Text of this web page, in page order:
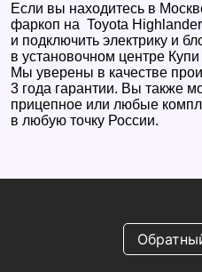
Если вы находитесь в
фаркоп на Toyota
и подключить электрику и
в установочном центре
Мы уверены в качестве
3 года гарантии. Вы также
прицепное или любые
в любую точку России.